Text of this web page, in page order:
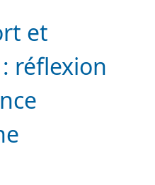
et
réflexion